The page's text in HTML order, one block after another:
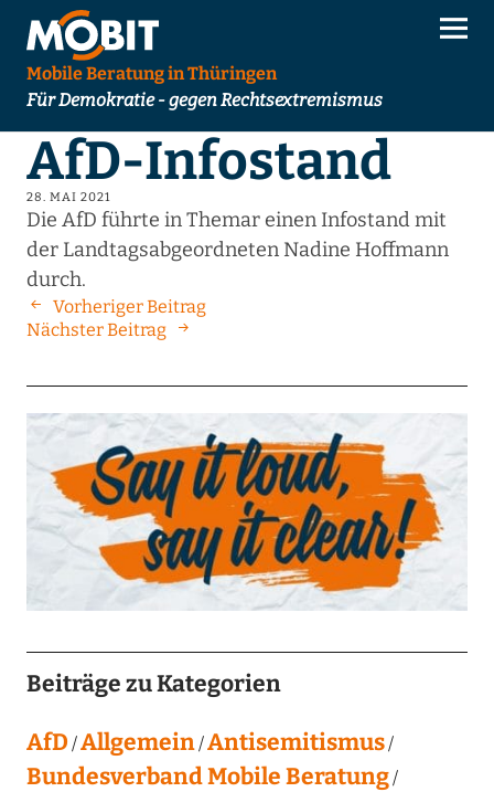
Mobile Beratung in Thüringen
Für Demokratie - gegen Rechtsextremismus
AfD-Infostand
28. MAI 2021
Die AfD führte in Themar einen Infostand mit
der Landtagsabgeordneten Nadine Hoffmann
durch.
Vorheriger Beitrag
Nächster Beitrag
Beiträge zu Kategorien
AfD Allgemein Antisemitismus
Bundesverband Mobile Beratung